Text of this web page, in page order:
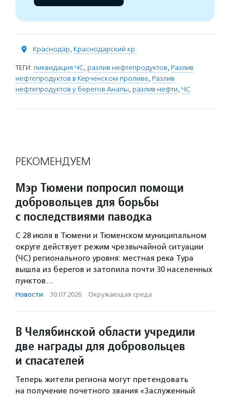
Краснодар, Краснодарский кр.
ТЕГИ: ликвидация ЧС, разлив нефтепродуктов, Разлив
нефтепродуктов в Керченском проливе, Разлив
нефтепродуктов у берегов Анапы, разлив нефти, ЧС
РЕКОМЕНДУЕМ
Мэр Тюмени попросил помощи
добровольцев для борьбы
с последствиями паводка
С 28 июля в Тюмени и Тюменском муниципальном
округе действует режим чрезвычайной ситуации
(ЧС) регионального уровня: местная река Тура
вышла из берегов и затопила почти 30 населенных
пунктов…
Новости · 30.07.2026 · Окружающая среда
В Челябинской области учредили
две награды для добровольцев
и спасателей
Теперь жители региона могут претендовать
на получение почетного звания «Заслуженный